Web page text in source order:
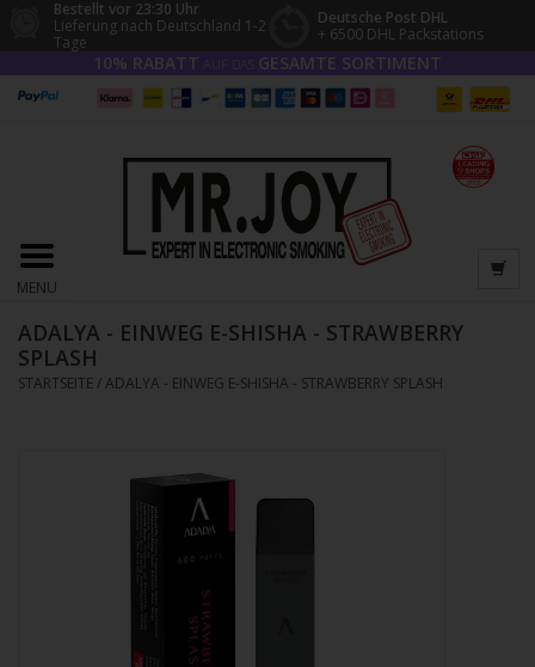
Bestellt vor 23:30 Uhr
Lieferung nach Deutschland 1-2
Tage
Deutsche Post DHL
+ 6500 DHL Packstations
10% RABATT GESAMTE SORTIMENT
MENU
ADALYA - EINWEG E-SHISHA - STRAWBERRY
SPLASH
STARTSEITE /ADALYA - EINWEG E-SHISHA - STRAWBERRY SPLASH